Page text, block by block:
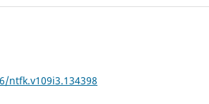
ntfk.v109i3.134398